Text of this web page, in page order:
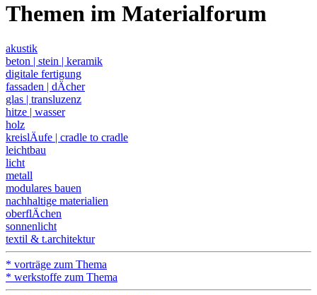
Themen im Materialforum
akustik
beton | stein | keramik
digitale fertigung
fassaden | dÄcher
glas | transluzenz
hitze | wasser
holz
kreislÄufe | cradle to cradle
leichtbau
licht
metall
modulares bauen
nachhaltige materialien
oberflÄchen
sonnenlicht
textil & t.architektur
* vorträge zum Thema
* werkstoffe zum Thema